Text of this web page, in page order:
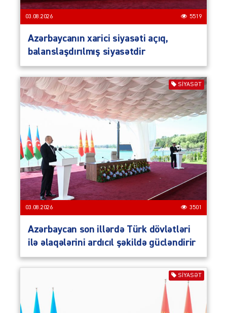
03.08.2026 5519
Azərbaycanın xarici siyasəti açıq,
balanslaşdırılmış siyasətdir
SIYASƏT
03.08.2026 3501
Azərbaycan son illərdə Türk dövlətləri
ilə əlaqələrini ardıcıl şəkildə gücləndirir
SIYASƏT